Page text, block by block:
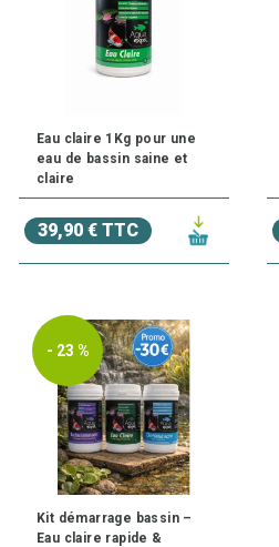
Eau claire 1Kg pour une
eau de bassin saine et
claire
39,90 € TTC
- 23 %
Kit démarrage bassin –
Eau claire rapide &